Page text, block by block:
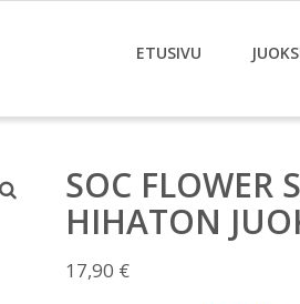
ETUSIVU
SOC FLOWER
HIHATON
17,90 €